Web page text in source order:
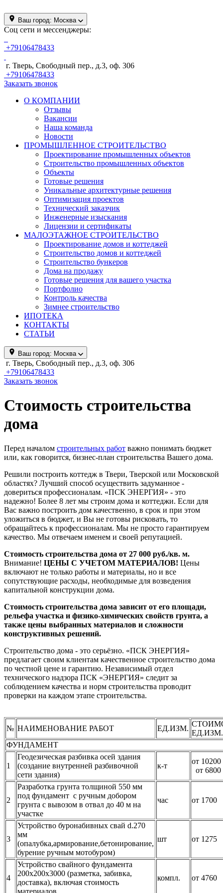
Ваш город: Москва
Соц сети и мессенджеры:
+79106478433
г. Тверь, Свободный пер., д.3, оф. 306
+79106478433
Заказать звонок
О КОМПАНИИ
Отзывы
Вакансии
Наша команда
Новости
ПРОМЫШЛЕННОЕ СТРОИТЕЛЬСТВО
Проектирование промышленных объектов
Строительство промышленных объектов
Объекты
Готовые решения
Уникальные архитектурные решения
Оптимизация проектов
Технический заказчик
Инженерные изыскания
Лицензии и сертификаты
МАЛОЭТАЖНОЕ СТРОИТЕЛЬСТВО
Проектирование домов и коттеджей
Строительство домов и коттеджей
Строительство бункеров
Дома на продажу
Готовые решения для вашего участка
Портфолио
Контроль качества
Зимнее строительство
ИПОТЕКА
КОНТАКТЫ
СТАТЬИ
Ваш город: Москва
г. Тверь, Свободный пер., д.3, оф. 306
+79106478433
Заказать звонок
Стоимость строительства
дома
Перед началом строительных работ важно понимать бюджет
или, как говорится, бизнес-план строительства Вашего дома.
Решили построить коттедж в Твери, Тверской или Московской
областях? Лучший способ осуществить задуманное -
довериться профессионалам. «ПСК ЭНЕРГИЯ» - это
надежно! Более 8 лет мы строим дома и коттеджи. Если для
Вас важно построить дом качественно, в срок и при этом
уложиться в бюджет, и Вы не готовы рисковать, то
обращайтесь к профессионалам. Мы не просто гарантируем
качество. Мы отвечаем именем и своей репутацией.
Стоимость строительства дома от 27 000 руб./кв. м.
Внимание! ЦЕНЫ С УЧЕТОМ МАТЕРИАЛОВ! Цены
включают не только работы и материалы, но и все
сопутствующие расходы, необходимые для возведения
капитальной конструкции дома.
Стоимость строительства дома зависит от его площади,
рельефа участка и физико-химических свойств грунта, а
также цены выбранных материалов и сложности
конструктивных решений.
Строительство дома - это серьёзно. «ПСК ЭНЕРГИЯ»
предлагает своим клиентам качественное строительство дома
по честной цене и гарантию. Независимый отдел
технического надзора ПСК «ЭНЕРГИЯ» следит за
соблюдением качества и норм строительства проводит
проверки на каждом этапе строительства.
№ НАИМЕНОВАНИЕ РАБОТ ЕД.ИЗМ.
ФУНДАМЕНТ
1
Геодезическая разбивка осей здания
(создание внутренней разбивочной
сети здания)
к-т
от
от 6800
2
Разработка грунта толщиной 550 мм
под фундамент с ручным добором
грунта с вывозом в отвал до 40 м на
участке
час от 1700
3
Устройство буронабивных свай d.270
мм
(опалубка,армирование,бетонирование,
бурение ручным мотобуром)
шт от 1275
4
Устройство свайного фундамента
200х200х3000 (разметка, забивка,
доставка), включая стоимость
материалов
компл. от 4760